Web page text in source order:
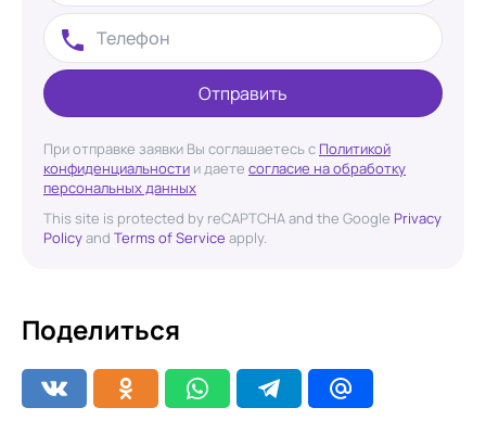
Отправить
При отправке заявки Вы соглашаетесь с Политикой
конфиденциальности и даете согласие на обработку
персональных данных
This site is protected by reCAPTCHA and the Google Privacy
Policyand Terms of Service apply.
Поделиться